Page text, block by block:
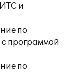
и
по
программой
по